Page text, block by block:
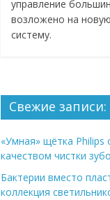
управление
возложено на
систему.
Свежие записи:
«Умная» щётка Philips
качеством чистки
Бактерии вместо
коллекция